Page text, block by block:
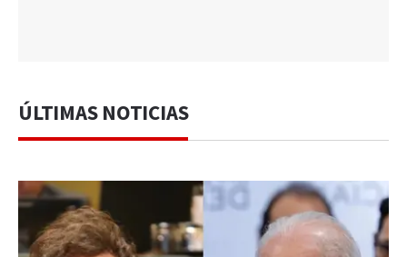
ÚLTIMAS NOTICIAS